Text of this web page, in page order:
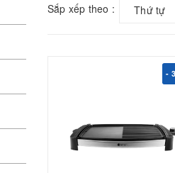
Sắp xếp theo : Thứ tự
-